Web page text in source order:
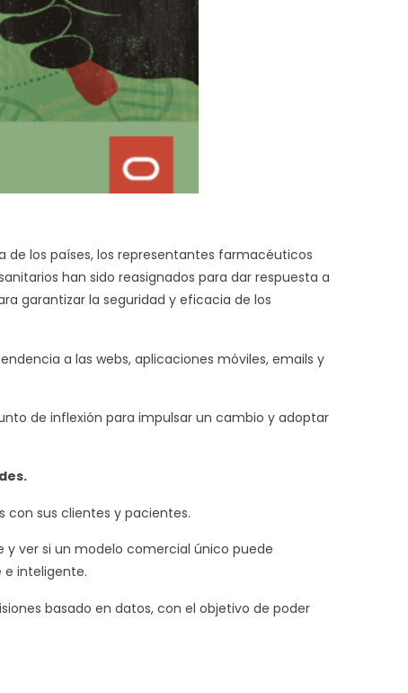
los países, los representantes farmacéuticos
han sido reasignados para dar respuesta a
garantizar la seguridad y eficacia de los
a las webs, aplicaciones móviles, emails y
de inflexión para impulsar un cambio y adoptar
con sus clientes y pacientes.
y ver si un modelo comercial único puede
e inteligente.
basado en datos, con el objetivo de poder